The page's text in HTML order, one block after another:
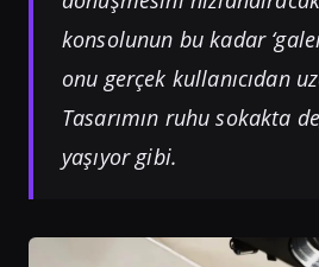
konsolunun bu kadar
onu gerçek kullanıcıdan
Tasarımın ruhu sokakta
yaşıyor gibi.